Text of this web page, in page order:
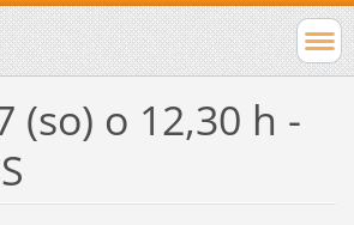
(so) o 12,30 h -